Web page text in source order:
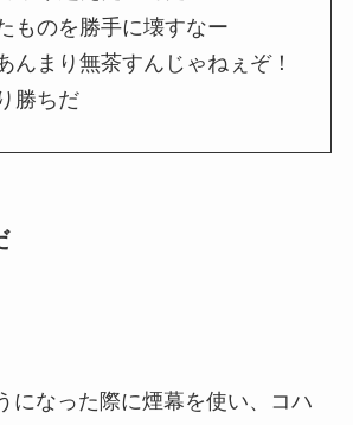
ものを勝手に壊すなー
んまり無茶すんじゃねぇぞ！
勝ちだ
になった際に煙幕を使い、コハ